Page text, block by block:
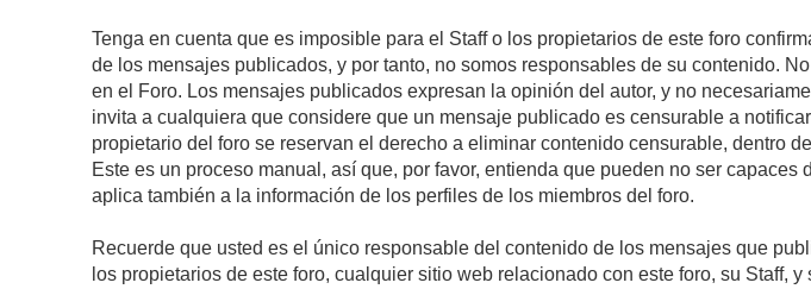
Tenga en cuenta que es imposible para el Staff o los propietarios de este foro
de los mensajes publicados, y por tanto, no somos responsables de su contenido.
en el Foro. Los mensajes publicados expresan la opinión del autor, y no
invita a cualquiera que considere que un mensaje publicado es censurable a
propietario del foro se reservan el derecho a eliminar contenido censurable, dentro
Este es un proceso manual, así que, por favor, entienda que pueden no ser
aplica también a la información de los perfiles de los miembros del foro.
Recuerde que usted es el único responsable del contenido de los mensajes que
los propietarios de este foro, cualquier sitio web relacionado con este foro, su Staff,